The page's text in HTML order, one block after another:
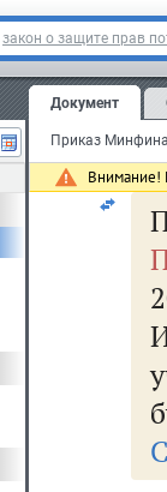
закон о защите прав
Документ
Внимание!